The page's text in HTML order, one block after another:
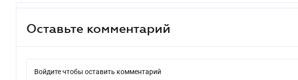
Оставьте комментарий
Войдите чтобы оставить комментарий